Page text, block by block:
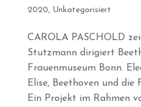
2020, Unkategorisiert
CAROLA PASCHOLD
Stutzmann dirigiert
Frauenmuseum Bonn.
Elise, Beethoven und die
Ein Projekt im Rahmen